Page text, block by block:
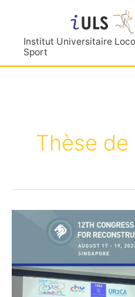
contenuInstitut Universitaire
Sport
Thèse